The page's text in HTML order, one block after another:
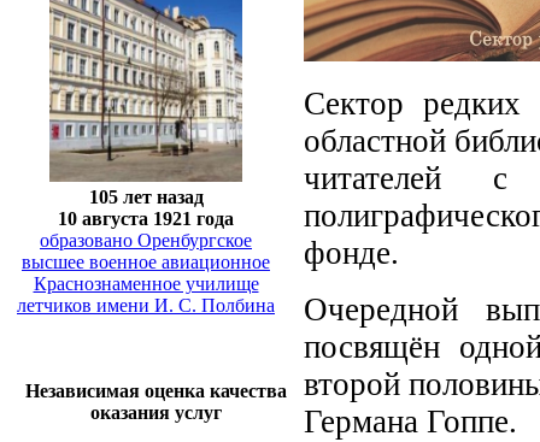
105 лет назад
10 августа 1921 года
образовано Оренбургское
высшее военное авиационное
Краснознаменное училище
летчиков имени И. С. Полбина
Независимая оценка качества
оказания услуг
Сектор редких
областной
читателей
фонде.
Очередной
посвящён
второй
Германа Гоппе.